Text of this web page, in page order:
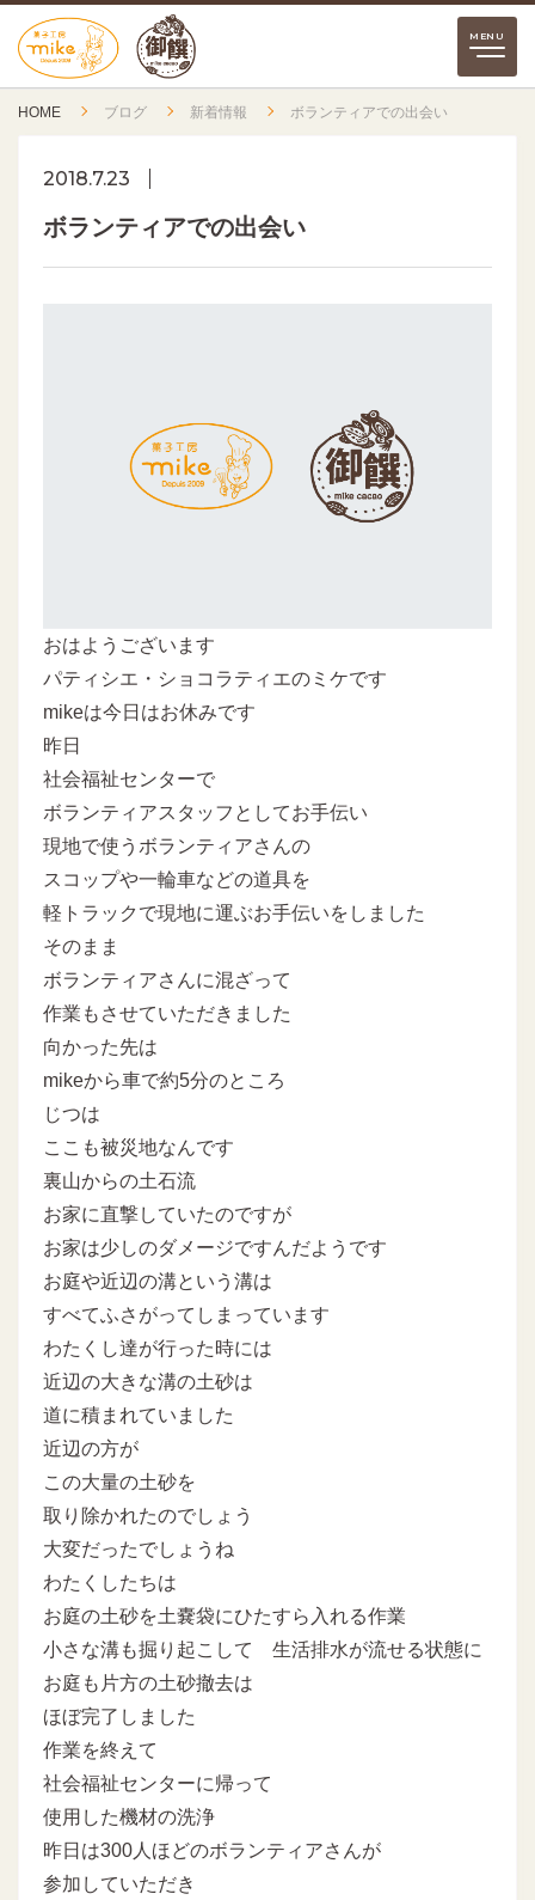
HOME ブログ 新着情報 ボランティアでの出会い
2018.7.23
ボランティアでの出会い
おはようございます
パティシエ・ショコラティエのミケです
mikeは今日はお休みです
昨日
社会福祉センターで
ボランティアスタッフとしてお手伝い
現地で使うボランティアさんの
スコップや一輪車などの道具を
軽トラックで現地に運ぶお手伝いをしました
そのまま
ボランティアさんに混ざって
作業もさせていただきました
向かった先は
mikeから車で約5分のところ
じつは
ここも被災地なんです
裏山からの土石流
お家に直撃していたのですが
お家は少しのダメージですんだようです
お庭や近辺の溝という溝は
すべてふさがってしまっています
わたくし達が行った時には
近辺の大きな溝の土砂は
道に積まれていました
近辺の方が
この大量の土砂を
取り除かれたのでしょう
大変だったでしょうね
わたくしたちは
お庭の土砂を土嚢袋にひたすら入れる作業
小さな溝も掘り起こして 生活排水が流せる状態に
お庭も片方の土砂撤去は
ほぼ完了しました
作業を終えて
社会福祉センターに帰って
使用した機材の洗浄
昨日は300人ほどのボランティアさんが
参加していただき